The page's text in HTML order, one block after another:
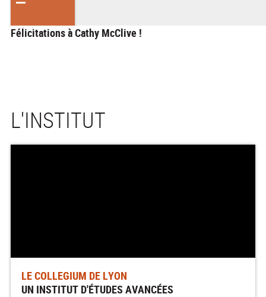
Félicitations à Cathy McClive !
L'INSTITUT
LE COLLEGIUM DE LYON
UN INSTITUT D'ÉTUDES AVANCÉES